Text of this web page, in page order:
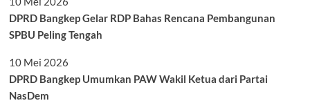
DPRD Bangkep Gelar RDP Bahas Rencana Pembangunan
SPBU Peling Tengah
10 Mei 2026
DPRD Bangkep Umumkan PAW Wakil Ketua dari Partai
NasDem